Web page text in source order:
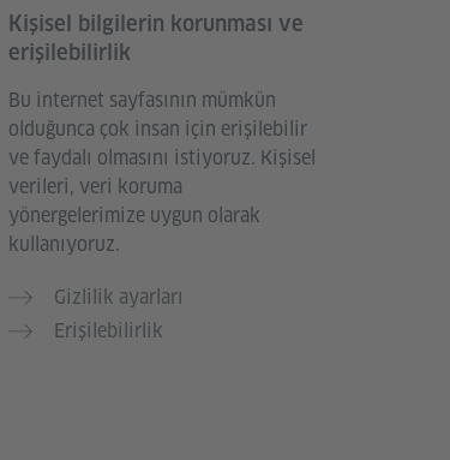
Kişisel bilgilerin korunması ve
erişilebilirlik
Bu internet sayfasının mümkün
olduğunca çok insan için erişilebilir
ve faydalı olmasını istiyoruz. Kişisel
verileri, veri koruma
yönergelerimize uygun olarak
kullanıyoruz.
Gizlilik ayarları
Erişilebilirlik